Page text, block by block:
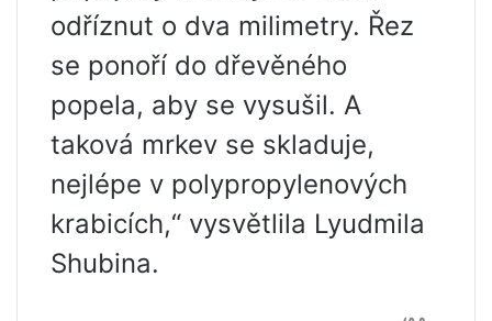
odříznut o dva milimetry. Řez
se ponoří do dřevěného
popela, aby se vysušil. A
taková mrkev se skladuje,
nejlépe v polypropylenových
krabicích,“ vysvětlila Lyudmila
Shubina.